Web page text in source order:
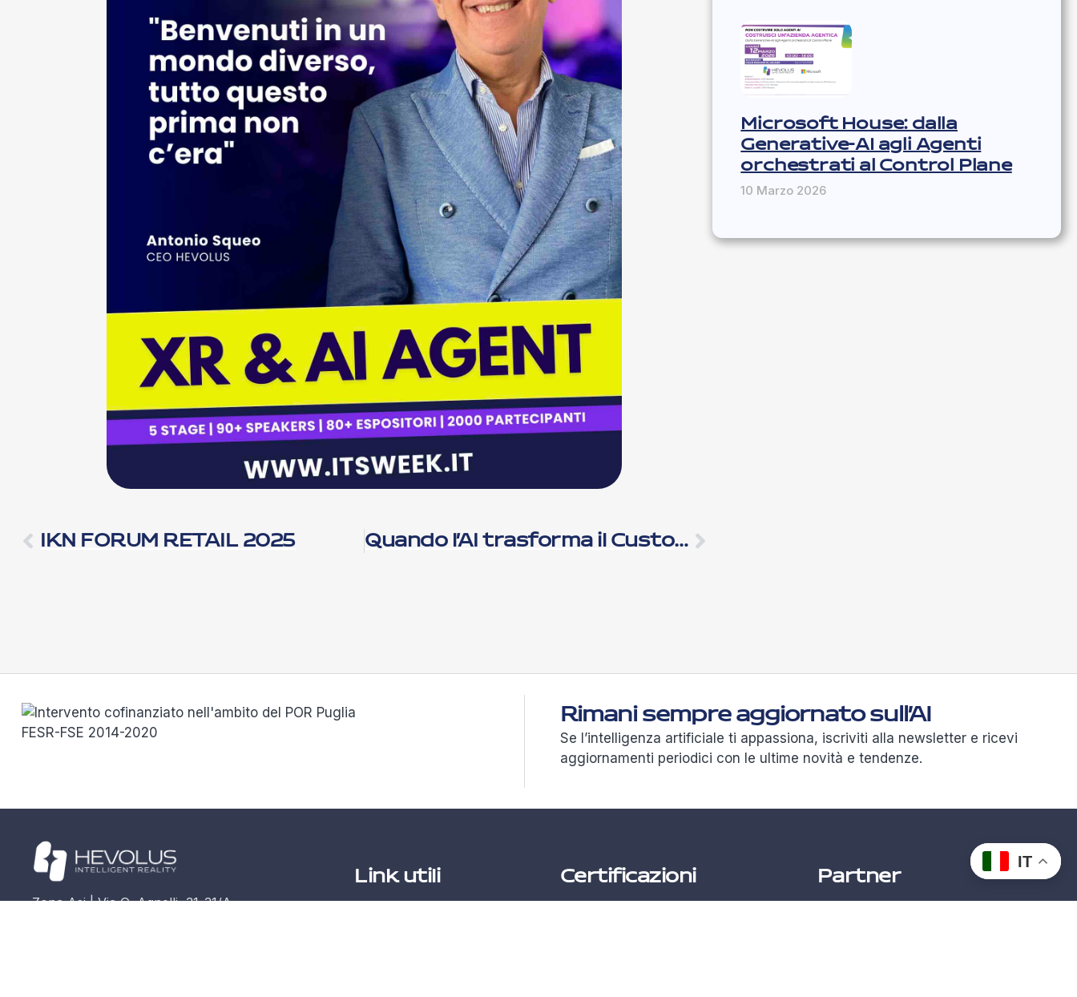
IKN FORUM RETAIL 2025 Quando l’AI trasforma il Customer Care: l’assistenza diventa conversazionale, intelligente e… capace di parlare con i video
Microsoft House: dalla
Generative-AI agli Agenti
orchestrati al Control Plane
10 Marzo 2026
Rimani sempre aggiornato sull’AI
Se l’intelligenza artificiale ti appassiona, iscriviti alla newsletter e ricevi
aggiornamenti periodici con le ultime novità e tendenze.
Zona Asi | Via G. Agnelli, 31-31/A
Link utili Certificazioni Partner
IT